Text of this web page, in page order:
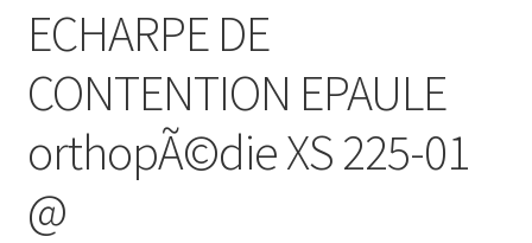
ECHARPE DE
CONTENTION EPAULE
orthopÃ©die XS 225-01
@